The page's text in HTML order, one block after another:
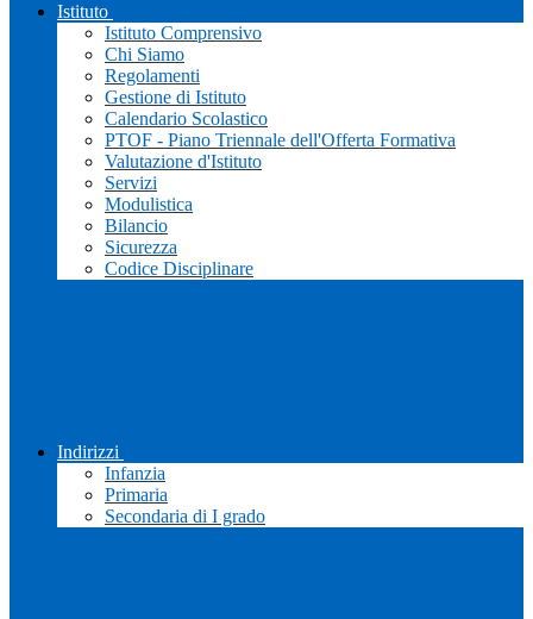
Istituto
Istituto Comprensivo
Chi Siamo
Regolamenti
Gestione di Istituto
Calendario Scolastico
PTOF - Piano Triennale dell'Offerta Formativa
Valutazione d'Istituto
Servizi
Modulistica
Bilancio
Sicurezza
Codice Disciplinare
Indirizzi
Infanzia
Primaria
Secondaria di I grado